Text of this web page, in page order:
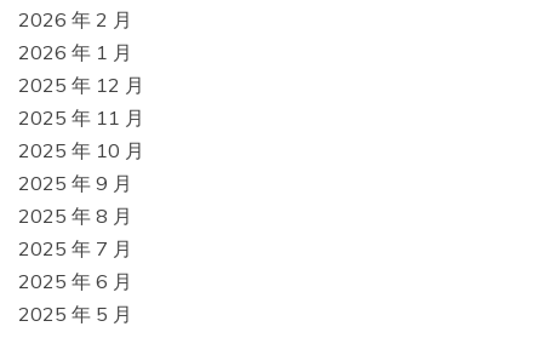
2026 年 2 月
2026 年 1 月
2025 年 12 月
2025 年 11 月
2025 年 10 月
2025 年 9 月
2025 年 8 月
2025 年 7 月
2025 年 6 月
2025 年 5 月